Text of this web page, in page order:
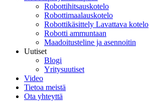
Robottihitsauskotelo
Robottimaalauskotelo
Robottikäsittely Lavattava kotelo
Robotti ammuntaan
Maadoitusteline ja asennoitin
Uutiset
Blogi
Yritysuutiset
Video
Tietoa meistä
Ota yhteyttä